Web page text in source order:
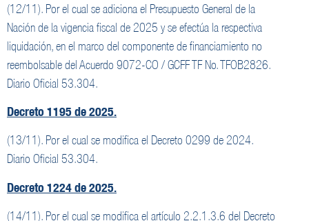
(12/11). Por el cual se adiciona el Presupuesto General de la
Nación de la vigencia fiscal de 2025 y se efectúa la respectiva
liquidación, en el marco del componente de financiamiento no
reembolsable del Acuerdo 9072-CO / GCFF TF No. TFOB2826.
Diario Oficial 53.304.
Decreto 1195 de 2025.
(13/11). Por el cual se modifica el Decreto 0299 de 2024.
Diario Oficial 53.304.
Decreto 1224 de 2025.
(14/11). Por el cual se modifica el artículo 2.2.1.3.6 del Decreto